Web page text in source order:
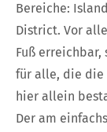
Bereiche:
District. Vor
Fuß erreichbar,
für alle, die die
hier allein
Der am